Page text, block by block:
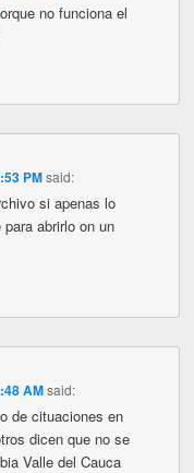
no funciona el
PM said:
si apenas lo
abrirlo on un
AM said:
de cituaciones en
dicen que no se
Valle del Cauca